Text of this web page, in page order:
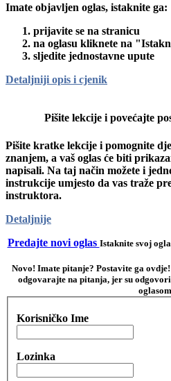
Imate objavljen oglas, istaknite ga:
prijavite se na stranicu
na oglasu kliknete na
sljedite jednostavne upute
Detaljniji opis i cjenik
Pišite lekcije i povećajte
Pišite kratke lekcije i pomognite
znanjem, a vaš oglas će biti
napisali. Na taj način možete i
instrukcije umjesto da vas traže
instruktora.
Detaljnije
Predajte novi oglas Istaknite svoj
Novo! Imate pitanje? Postavite ga ovdje!
odgovarajte na pitanja, jer su
oglasom
Korisničko Ime
Lozinka